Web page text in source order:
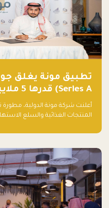
Series A) قدرها 5 ملايين ريال
أعلنت شركة مونة الدولية،
المنتجات الغذائية والسلع
دولار أمريكي)، بقيادة شركتي